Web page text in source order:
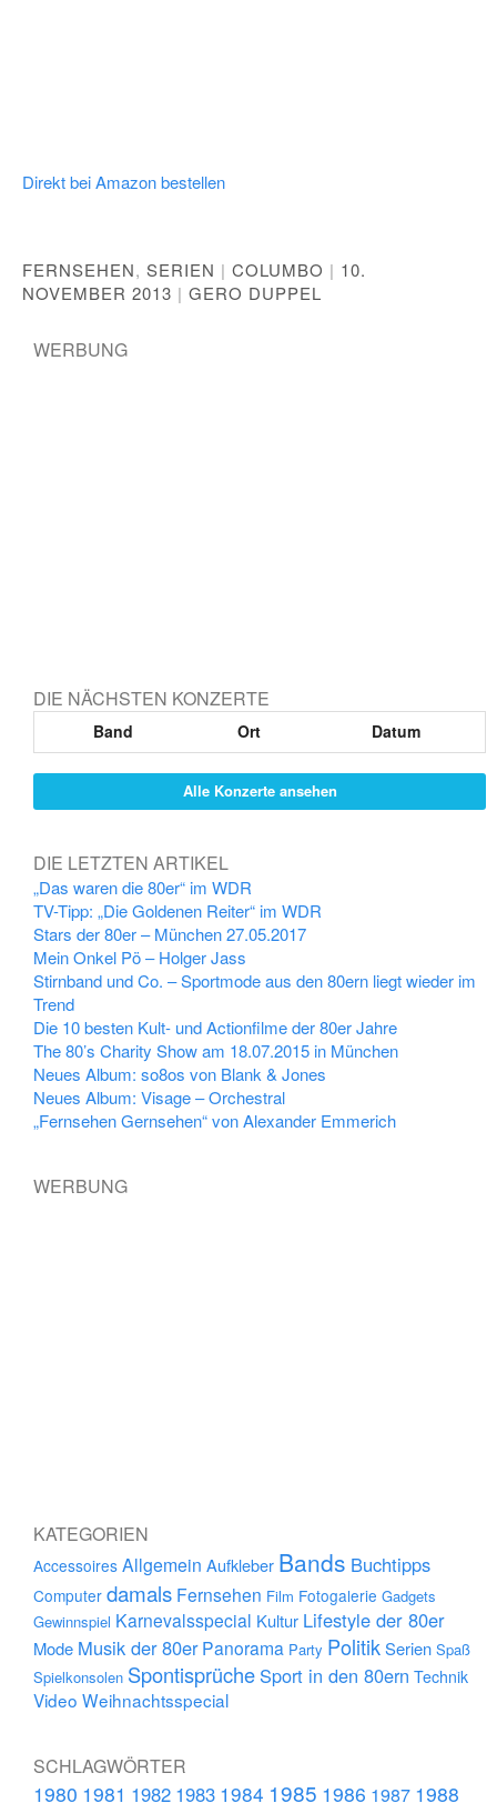
Direkt bei Amazon bestellen
FERNSEHEN, SERIEN | COLUMBO | 10.
NOVEMBER 2013 | GERO DUPPEL
WERBUNG
DIE NÄCHSTEN KONZERTE
Band Ort Datum
Alle Konzerte ansehen
DIE LETZTEN ARTIKEL
„Das waren die 80er“ im WDR
TV-Tipp: „Die Goldenen Reiter“ im WDR
Stars der 80er – München 27.05.2017
Mein Onkel Pö – Holger Jass
Stirnband und Co. – Sportmode aus den 80ern liegt wieder im
Trend
Die 10 besten Kult- und Actionfilme der 80er Jahre
The 80’s Charity Show am 18.07.2015 in München
Neues Album: so8os von Blank & Jones
Neues Album: Visage – Orchestral
„Fernsehen Gernsehen“ von Alexander Emmerich
WERBUNG
KATEGORIEN
Accessoires Allgemein Aufkleber Bands Buchtipps
Computer damals Fernsehen Film Fotogalerie Gadgets
Gewinnspiel Karnevalsspecial Kultur Lifestyle der 80er
Mode Musik der 80er Panorama Party PolitikSerien Spaß
Spielkonsolen Spontisprüche Sport in den 80ern Technik
Video Weihnachtsspecial
SCHLAGWÖRTER
1980 1981 1982 1983 1984 1985 1986 1987 1988